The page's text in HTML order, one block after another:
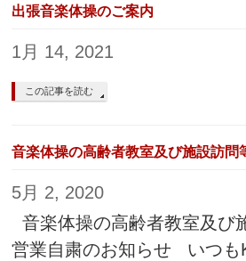
出張音楽体操のご案内
1月 14, 2021
この記事を読む
音楽体操の高齢者教室及び施設訪問
5月 2, 2020
音楽体操の高齢者教室及
営業自粛のお知らせ いつ